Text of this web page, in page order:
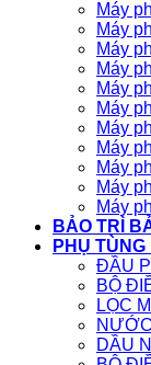
Máy
Máy
Máy
Máy
Máy
Máy
Máy
Máy
Máy
Máy
Máy
BẢO TRÌ
PHỤ
ĐẦU
BỘ
LỌC
DẦU